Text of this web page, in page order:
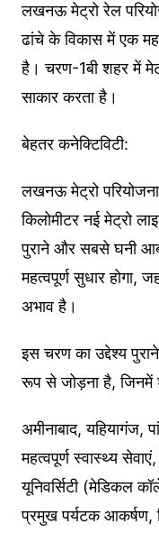
लखनऊ मेट्रो रेल
ढांचे के विकास में एक
है। चरण-1बी शहर में
साकार करता है।
बेहतर कनेक्टिविटी:
लखनऊ मेट्रो
किलोमीटर नई मेट्रो
पुराने और सबसे घनी
महत्‍वपूर्ण सुधार होगा,
अभाव है।
इस चरण का उद्देश्य
रूप से जोड़ना है, जिनमें
अमीनाबाद,
महत्वपूर्ण स्वास्थ्य
यूनिवर्सिटी (मेडिकल
प्रमुख पर्यटक आकर्षण,